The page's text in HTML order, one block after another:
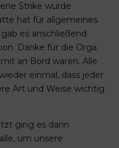
Strike wurde
hat für allgemeines
es anschließend
Danke für die Orga.
an Bord waren. Alle
einmal, dass jeder
Art und Weise wichtig
ging es dann
um unsere